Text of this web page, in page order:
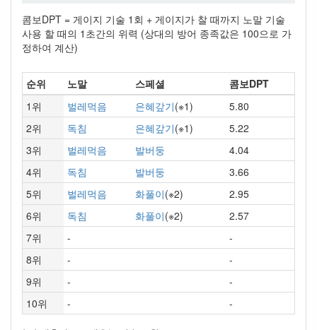
콤보DPT = 게이지 기술 1회 + 게이지가 찰 때까지 노말 기술
사용 할 때의 1초간의 위력 (상대의 방어 종족값은 100으로 가
정하여 계산)
순위 노말 스페셜
콤보DPT
1위
벌레먹음 은혜갚기(※1)
5.80
2위
독침 은혜갚기(※1)
5.22
3위
벌레먹음 발버둥
4.04
4위
독침 발버둥
3.66
5위
벌레먹음 화풀이(※2)
2.95
6위
독침 화풀이(※2)
2.57
7위
-
-
8위
-
-
9위
-
-
10위
- -